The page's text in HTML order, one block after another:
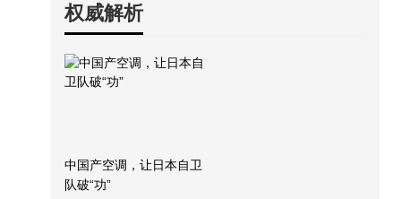
权威解析
中国产空调，让日本自卫
队破“功”